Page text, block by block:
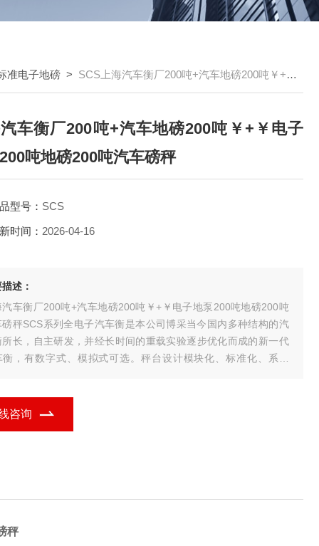
准电子地磅 > SCS上海汽车衡厂200吨+汽车地磅200吨￥+￥电子地泵200吨地磅200吨汽车磅秤
车衡厂200吨+汽车地磅200吨￥+￥电子
吨地磅200吨汽车磅秤
型号： SCS
时间： 2026-04-16
述：
汽车衡厂200吨+汽车地磅200吨￥+￥电子地泵200吨地磅200吨
磅秤SCS系列全电子汽车衡是本公司博采当今国内多种结构的汽
所长，自主研发，并经长时间的重载实验逐步优化而成的新一代
衡，有数字式、模拟式可选。秤台设计模块化、标准化、系列
咨询
秤